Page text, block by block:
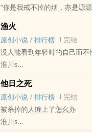
“你是我戒不掉的烟，亦是源
也是我眼里的唯一。”
………………
受:独立影片制作人，很善良
攻:富二代，占有欲极强，为爱
重生重生酸涩文，受身死，重
前传是几渡山川的副cp，可
渔火
原创小说 / 排行榜
完结
没人能看到年轻时的自己而不
淮川s
原创小说 - BL - 长篇 - 完结
现代 - 灵魂伴侣 - 重生 - 水仙
互攻
当虞获察觉到自己的心是为那
因为这个世界没有什幺能比得
他日之死
原创小说 / 排行榜
完结
被杀掉的人缠上了怎幺办
淮川s